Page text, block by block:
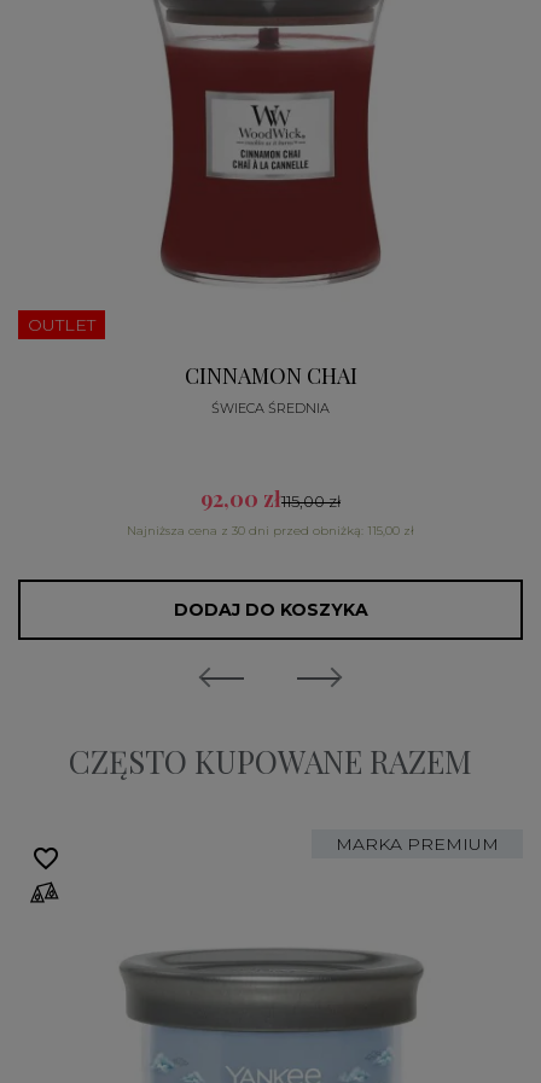
OUTLET
CINNAMON CHAI
ŚWIECA ŚREDNIA
92,00 zł115,00 zł
Najniższa cena z 30 dni przed obniżką: 115,00 zł
DODAJ DO KOSZYKA
CZĘSTO KUPOWANE RAZEM
MARKA PREMIUM
favorite_border